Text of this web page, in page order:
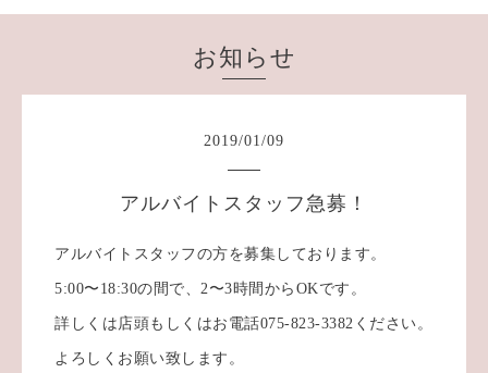
お知らせ
2019/01/09
アルバイトスタッフ急募！
アルバイトスタッフの方を募集しております。
5:00〜18:30の間で、2〜3時間からOKです。
詳しくは店頭もしくはお電話075-823-3382ください。
よろしくお願い致します。